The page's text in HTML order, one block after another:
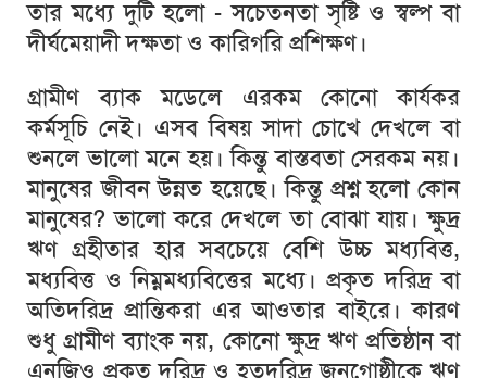
তার মধ্যে দুটি হলো-সচেতনতা সৃষ্টি ও স্বল্প বা
দীর্ঘমেয়াদী দক্ষতা ও কারিগরি প্রশিক্ষণ।
গ্রামীণ
ব্যাক মডেলে এরকম কোনো
কার্যকর
কর্মসূচি নেই। এসব বিষয় সাদা চোখে দেখলে বা
শুনলে ভালো মনে হয়। কিন্তু বাস্তবতা সেরকম নয়।
মানুষের জীবন উন্নত হয়েছে। কিন্তু প্রশ্ন হলো কোন
মানুষের?ভালো করে দেখলে তা বোঝা যায়। ক্ষুদ্র
ঋণ গ্রহীতার হার সবচেয়ে বেশি উচ্চ মধ্যবিত্ত,
মধ্যবিত্ত ও নিম্নমধ্যবিত্তের মধ্যে। প্রকৃত দরিদ্র বা
অতিদরিদ্র প্রান্তিকরা এর আওতার বাইরে। কারণ
শুধু গ্রামীণ ব্যাংক নয়, কোনো ক্ষুদ্র ঋণ প্রতিষ্ঠান বা
এনজিও প্রকৃত দরিদ্র ও হতদরিদ্র জনগোষ্ঠীকে ঋণ